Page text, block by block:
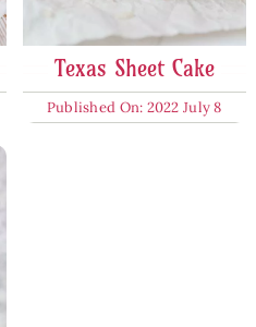
Texas Sheet Cake
Published On: 2022 July 8